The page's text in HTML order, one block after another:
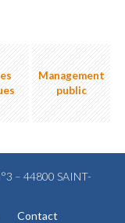
Management
public
– 44800 SAINT-
Contact